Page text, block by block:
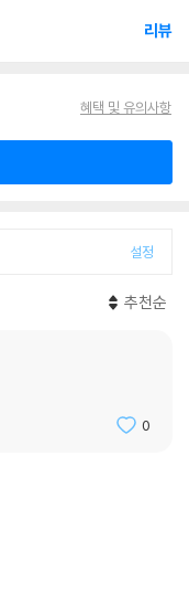
리뷰
혜택 및 유의사항
설정
추천순
0